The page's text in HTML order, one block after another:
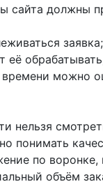
сайта должны
заявка;
её
можно
нельзя
понимать
по воронке,
объём